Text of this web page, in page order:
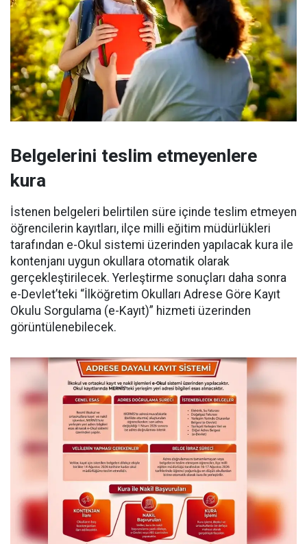
Belgelerini teslim etmeyenlere
kura
İstenen belgeleri belirtilen süre içinde teslim etmeyen
öğrencilerin kayıtları, ilçe milli eğitim müdürlükleri
tarafından e-Okul sistemi üzerinden yapılacak kura ile
kontenjanı uygun okullara otomatik olarak
gerçekleştirilecek. Yerleştirme sonuçları daha sonra
e-Devlet’teki “İlköğretim Okulları Adrese Göre Kayıt
Okulu Sorgulama (e-Kayıt)” hizmeti üzerinden
görüntülenebilecek.